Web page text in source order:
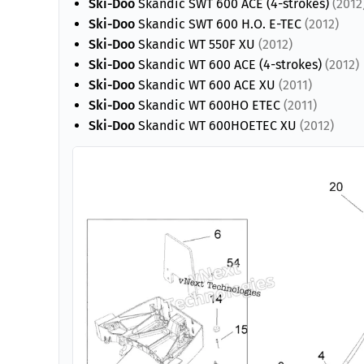
Ski-Doo Skandic SWT 600 ACE (4-strokes)
Ski-Doo Skandic SWT 600 H.O. E-TEC (2012)
Ski-Doo Skandic WT 550F XU (2012)
Ski-Doo Skandic WT 600 ACE (4-strokes) (2012)
Ski-Doo Skandic WT 600 ACE XU (2011)
Ski-Doo Skandic WT 600HO ETEC (2011)
Ski-Doo Skandic WT 600HOETEC XU (2012)